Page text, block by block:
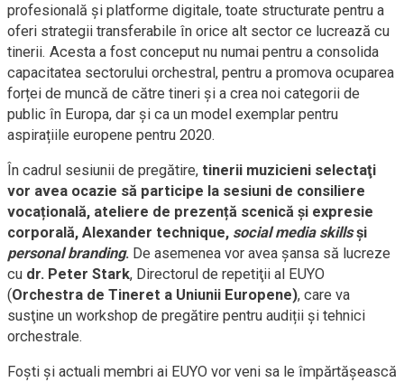
profesională și platforme digitale, toate structurate pentru a
oferi strategii transferabile în orice alt sector ce lucrează cu
tinerii. Acesta a fost conceput nu numai pentru a consolida
capacitatea sectorului orchestral, pentru a promova ocuparea
forței de muncă de către tineri și a crea noi categorii de
public în Europa, dar și ca un model exemplar pentru
aspirațiile europene pentru 2020.
În cadrul sesiunii de pregătire, tinerii muzicieni selectaţi
vor avea ocazie să participe la sesiuni de consiliere
vocațională, ateliere de prezență scenică și expresie
corporală, Alexander technique, social media skillsși
personal branding. De asemenea vor avea șansa să lucreze
cu dr. Peter Stark, Directorul de repetiţii al EUYO
(Orchestra de Tineret a Uniunii Europene), care va
susţine un workshop de pregătire pentru audiții și tehnici
orchestrale.
Foști și actuali membri ai EUYO vor veni sa le împărtășească